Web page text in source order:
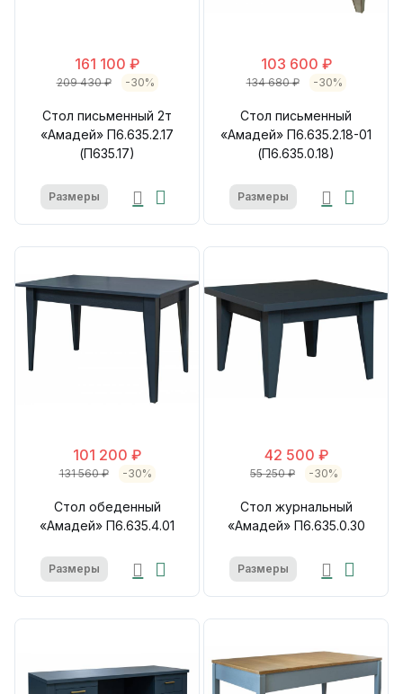
161 100 ₽
209 430 ₽ -30%
Стол письменный 2т
«Амадей» П6.635.2.17
(П635.17)
Размеры
103 600 ₽
134 680 ₽ -30%
Стол письменный
«Амадей» П6.635.2.18-01
(П6.635.0.18)
Размеры
101 200 ₽
131 560 ₽ -30%
Стол обеденный
«Амадей» П6.635.4.01
Размеры
42 500 ₽
55 250 ₽ -30%
Стол журнальный
«Амадей» П6.635.0.30
Размеры